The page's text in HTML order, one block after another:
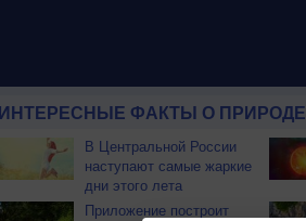
ИНТЕРЕСНЫЕ ФАКТЫ О ПРИРОДЕ
В Центральной России
наступают самые жаркие
дни этого лета
Приложение построит